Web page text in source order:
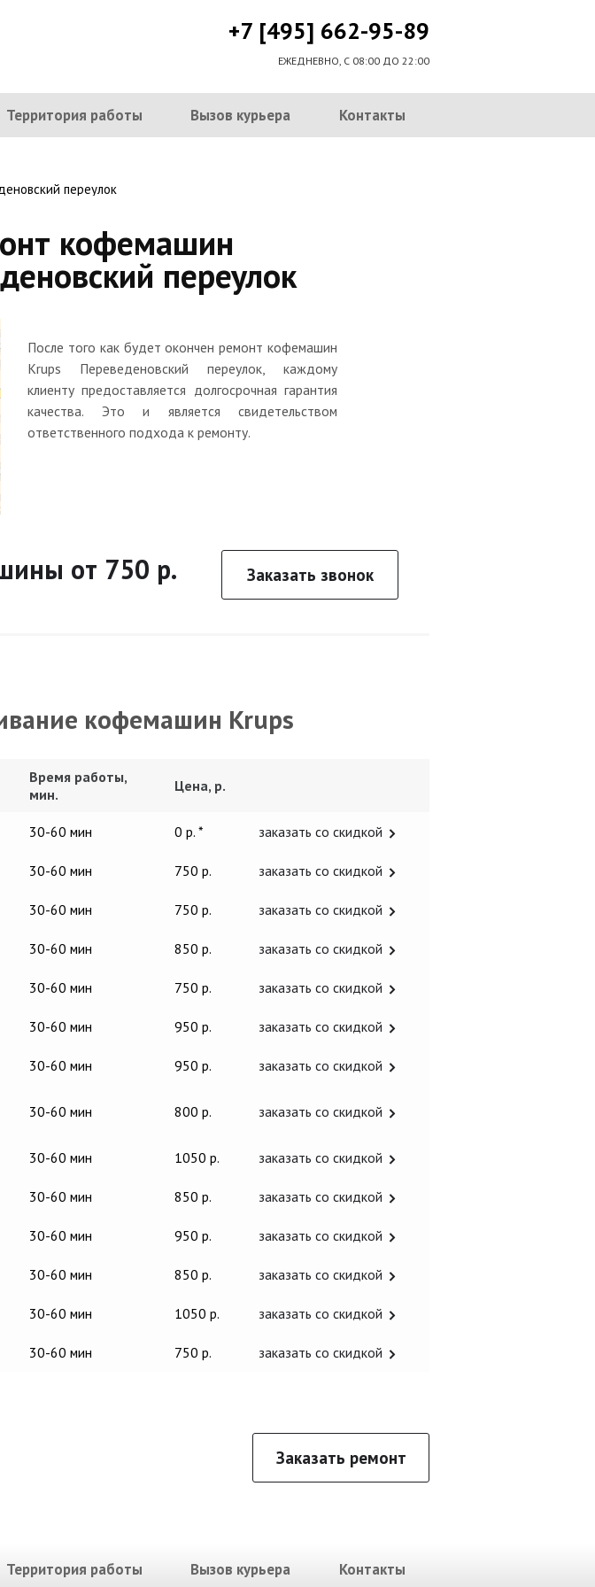
+7 [495] 662-95-89
ЕЖЕДНЕВНО, С 08:00 ДО 22:00
Территория работы Вызов курьера Контакты
переулок
кофемашин
переулок
После того как будет окончен ремонт кофемашин
Krups Переведеновский переулок, каждому
клиенту предоставляется долгосрочная гарантия
качества. Это и является свидетельством
ответственного подхода к ремонту.
от 750 р. Заказать звонок
кофемашин Krups
Время работы,
мин.
Цена, р.
30-60 мин 0 р. * заказать со скидкой
30-60 мин 750 р. заказать со скидкой
30-60 мин 750 р. заказать со скидкой
30-60 мин 850 р. заказать со скидкой
30-60 мин 750 р. заказать со скидкой
30-60 мин 950 р. заказать со скидкой
30-60 мин 950 р. заказать со скидкой
30-60 мин 800 р. заказать со скидкой
30-60 мин 1050 р. заказать со скидкой
30-60 мин 850 р. заказать со скидкой
30-60 мин 950 р. заказать со скидкой
30-60 мин 850 р. заказать со скидкой
30-60 мин 1050 р. заказать со скидкой
30-60 мин 750 р. заказать со скидкой
Заказать ремонт
Территория работы Вызов курьера Контакты